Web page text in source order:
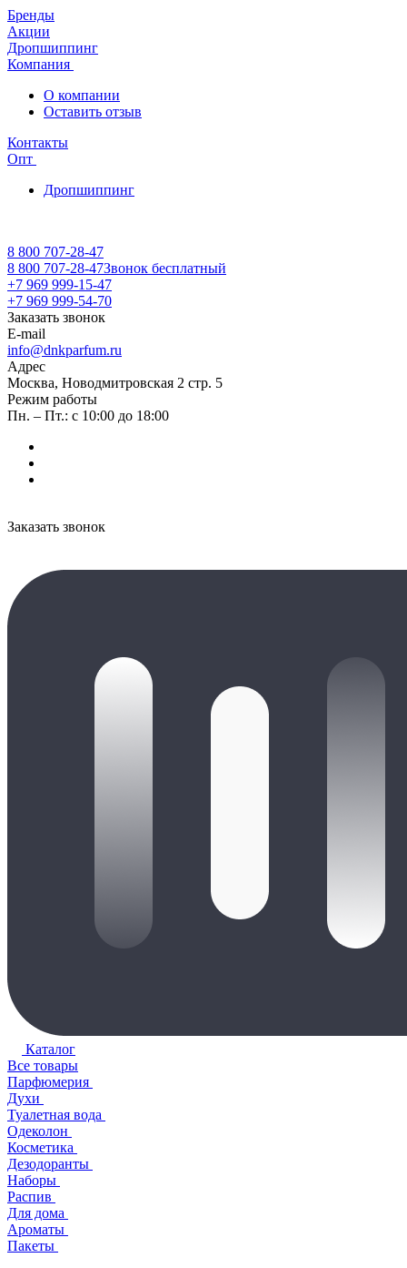
Бренды
Акции
Дропшиппинг
Компания
О компании
Оставить отзыв
Контакты
Опт
Дропшиппинг
8 800 707-28-47
8 800 707-28-47Звонок бесплатный
+7 969 999-15-47
+7 969 999-54-70
Заказать звонок
E-mail
info@dnkparfum.ru
Адрес
Москва, Новодмитровская 2 стр. 5
Режим работы
Пн. – Пт.: с 10:00 до 18:00
Заказать звонок
Каталог
Все товары
Парфюмерия
Духи
Туалетная вода
Одеколон
Косметика
Дезодоранты
Наборы
Распив
Для дома
Ароматы
Пакеты